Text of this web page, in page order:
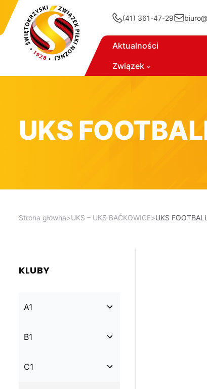
(41) 361-47-29
Związek
Aktualności
UKS
Strona główna>UKS – UKS BAĆKOWICE>UKS
KLUBY
A1
B1
C1